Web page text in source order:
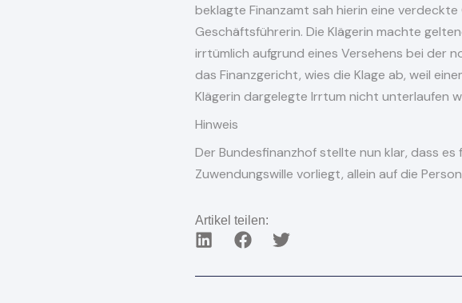
beklagte Finanzamt sah hierin eine
Geschäftsführerin. Die Klägerin machte
irrtümlich aufgrund eines Versehens bei der
das Finanzgericht, wies die Klage ab, weil
Klägerin dargelegte Irrtum nicht unterlaufen
Hinweis
Der Bundesfinanzhof stellte nun klar, dass
Zuwendungswille vorliegt, allein auf die
Artikel teilen: